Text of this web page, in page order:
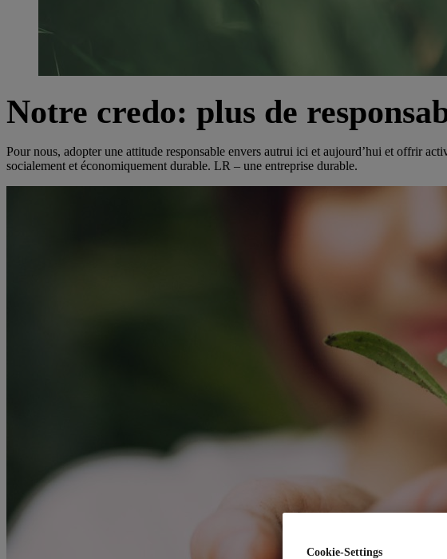
Notre credo: plus de
Pour nous, adopter une attitude responsable envers autrui ici et aujourd’hui et offrir
socialement et économiquement durable. LR – une entreprise durable.
Cookie-Settings